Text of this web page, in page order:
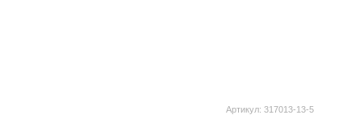
Артикул: 317013-13-5